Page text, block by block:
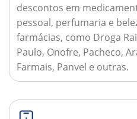
descontos em
pessoal, perfumaria e
farmácias, como Droga
Paulo, Onofre, Pacheco,
Farmais, Panvel e outras.